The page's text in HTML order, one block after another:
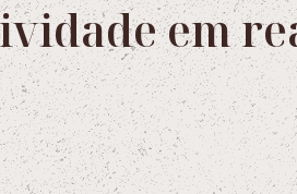
em